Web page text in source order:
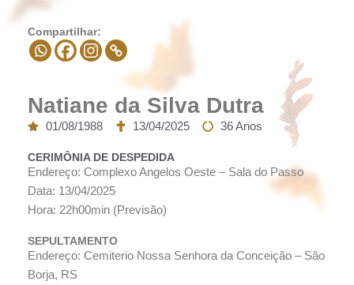
Compartilhar:
Natiane da Silva Dutra
01/08/1988 13/04/2025 36 Anos
CERIMÔNIA DE DESPEDIDA
Endereço: Complexo Angelos Oeste – Sala do Passo
Data: 13/04/2025
Hora: 22h00min (Previsão)
SEPULTAMENTO
Endereço: Cemiterio Nossa Senhora da Conceição – São
Borja, RS